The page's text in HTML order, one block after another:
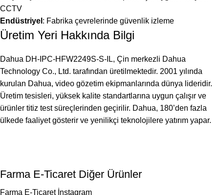
CCTV
Endüstriyel : Fabrika çevrelerinde güvenlik izleme
Üretim Yeri Hakkında Bilgi
Dahua DH-IPC-HFW2249S-S-IL, Çin merkezli Dahua
Technology Co., Ltd. tarafından üretilmektedir. 2001 yılında
kurulan Dahua, video gözetim ekipmanlarında dünya lideridir.
Üretim tesisleri, yüksek kalite standartlarına uygun çalışır ve
ürünler titiz test süreçlerinden geçirilir. Dahua, 180’den fazla
ülkede faaliyet gösterir ve yenilikçi teknolojilere yatırım yapar.
Farma E-Ticaret Diğer Ürünler
Farma E-Ticaret İnstagram